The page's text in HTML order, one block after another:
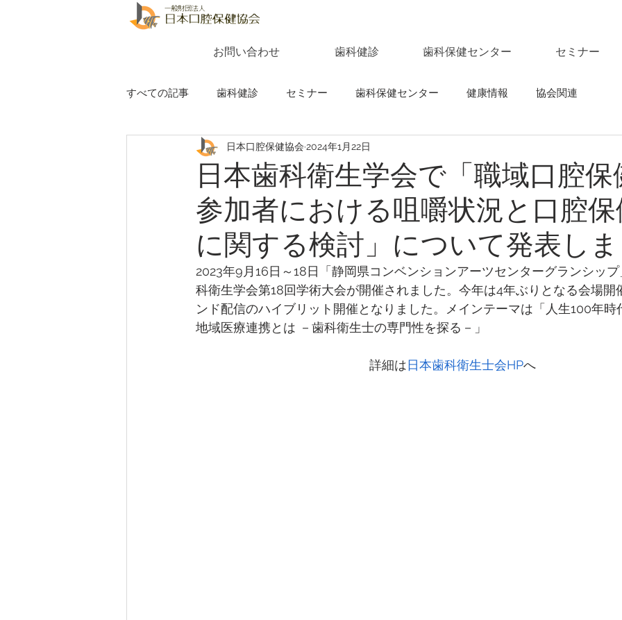
お問い合わせ 歯科健診 歯科保健センター セミナー
すべての記事 歯科健診 セミナー 歯科保健センター 健康情報 協会関連
日本歯科衛生学会で「職域口腔保
参加者における咀嚼状況と口腔
に関する検討」について発表し
日本口腔保健協会 2024年1月22日
2023年9月16日～18日「静岡県コンベンションアーツセンターグランシッ
科衛生学会第18回学術大会が開催されました。今年は4年ぶりとなる会場開
ンド配信のハイブリット開催となりました。メインテーマは「人生100年時
地域医療連携とは －歯科衛生士の専門性を探る－」
詳細は日本歯科衛生士会HPへ